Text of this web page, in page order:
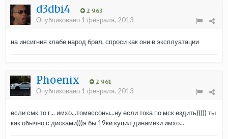
d3dbi4 2 963
Опубликовано 1 февраля, 2013
на инсигния клабе народ брал, спроси как они в эксплуатации
Phoenix 2 961
Опубликовано 1 февраля, 2013
если смк то г... имхо...томассоны...ну если тока по мск ездить))))) ты
как обычно с дисками)))я бы 19ки купил динамики имхо...